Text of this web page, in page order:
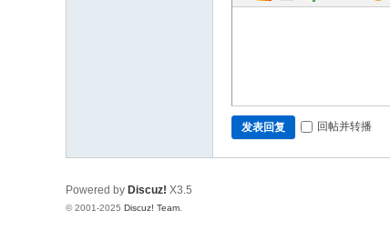
发表回复 回帖并转播
Powered by Discuz! X3.5
© 2001-2025 Discuz! Team